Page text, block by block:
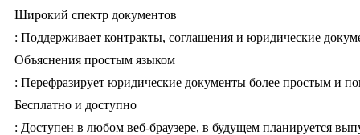
Широкий спектр документов
: Поддерживает контракты, соглашения и юридические
Объяснения простым языком
: Перефразирует юридические документы более простым и
Бесплатно и доступно
: Доступен в любом веб-браузере, в будущем планируется